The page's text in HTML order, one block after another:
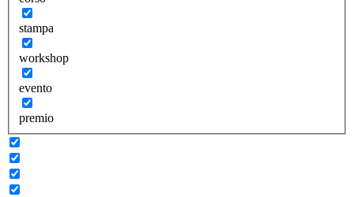
stampa
workshop
evento
premio